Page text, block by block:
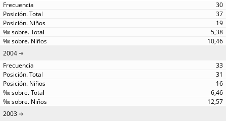
30
37
19
5,38
10,46
2004
33
31
16
6,46
12,57
2003